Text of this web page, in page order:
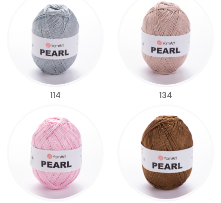
114 134